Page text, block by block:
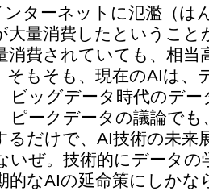
ンターネットに氾濫（は
大量消費したということ
消費されていても、相当
そもそも、現在のAIは、
ビッグデータ時代のデー
ピークデータの議論で
るだけで、AI技術の未来
いぜ。技術的にデータの
的なAIの延命策にしかな